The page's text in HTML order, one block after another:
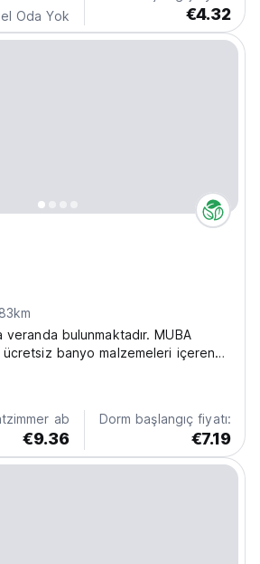
Oda Yok €4.32
veranda bulunmaktadır. MUBA
ücretsiz banyo malzemeleri içeren
ab
€9.36
Dorm başlangıç fiyatı:
€7.19